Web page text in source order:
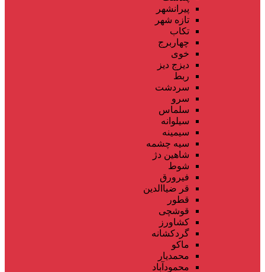
پیرانشهر
تازه شهر
تکاب
چهاربرج
خوی
دیزج دیز
ربط
سردشت
سرو
سلماس
سیلوانه
سیمینه
سیه چشمه
شاهین دژ
شوط
فیرورق
قر ضیاالدین
قطور
قوشچی
کشاورز
گردکشانه
ماکو
محمدیار
محمودآباد